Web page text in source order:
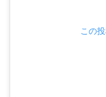
この